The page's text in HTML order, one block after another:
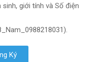
giới tính và Số điện
Ký